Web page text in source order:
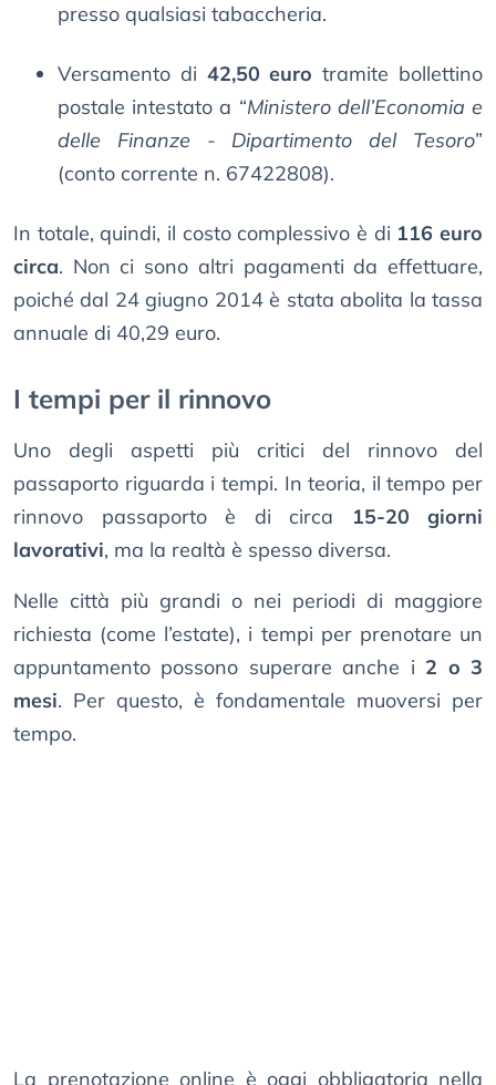
presso qualsiasi tabaccheria.
Versamento di 42,50 euro tramite bollettino
postale intestato a “Ministero dell’Economia e
delle Finanze - Dipartimento del Tesoro”
(conto corrente n. 67422808).
In totale, quindi, il costo complessivo è di 116 euro
circa. Non ci sono altri pagamenti da effettuare,
poiché dal 24 giugno 2014 è stata abolita la tassa
annuale di 40,29 euro.
I tempi per il rinnovo
Uno degli aspetti più critici del rinnovo del
passaporto riguarda i tempi. In teoria, il tempo per
rinnovo passaporto è di circa
15-20 giorni
lavorativi, ma la realtà è spesso diversa.
Nelle città più grandi o nei periodi di maggiore
richiesta (come l’estate), i tempi per prenotare un
appuntamento possono superare anche i 2 o 3
mesi. Per questo, è fondamentale muoversi per
tempo.
La prenotazione online è oggi obbligatoria nella